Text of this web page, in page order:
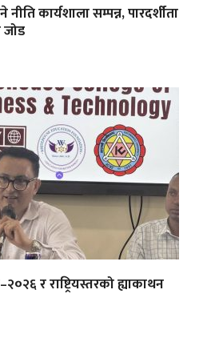
नीति कार्यशाला सम्पन्न, पारदर्शीता
जोड
र राष्ट्रियस्तरको ह्याकाथन